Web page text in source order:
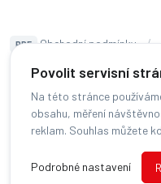
Povolit servisní
Na této stránce
obsahu, měření
reklam. Souhlas můžete
Podrobné nastavení
PDF Obchodní podmínky
Čeština
Všechna
Změnit preference cookies